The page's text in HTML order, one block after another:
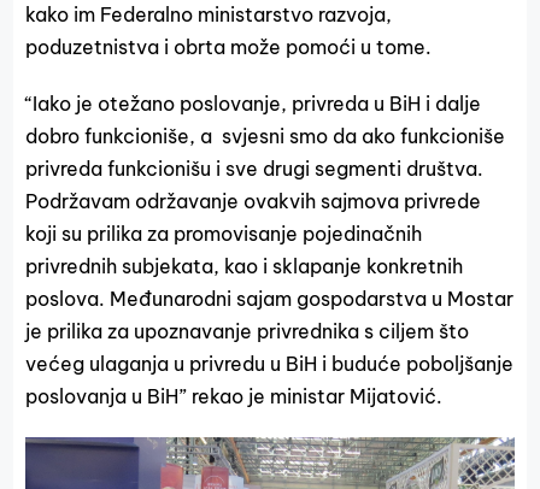
kako im Federalno ministarstvo razvoja,
poduzetnistva i obrta može pomoći u tome.
“Iako je otežano poslovanje, privreda u BiH i dalje
dobro funkcioniše, a svjesni smo da ako funkcioniše
privreda funkcionišu i sve drugi segmenti društva.
Podržavam održavanje ovakvih sajmova privrede
koji su prilika za promovisanje pojedinačnih
privrednih subjekata, kao i sklapanje konkretnih
poslova. Međunarodni sajam gospodarstva u Mostar
je prilika za upoznavanje privrednika s ciljem što
većeg ulaganja u privredu u BiH i buduće poboljšanje
poslovanja u BiH” rekao je ministar Mijatović.